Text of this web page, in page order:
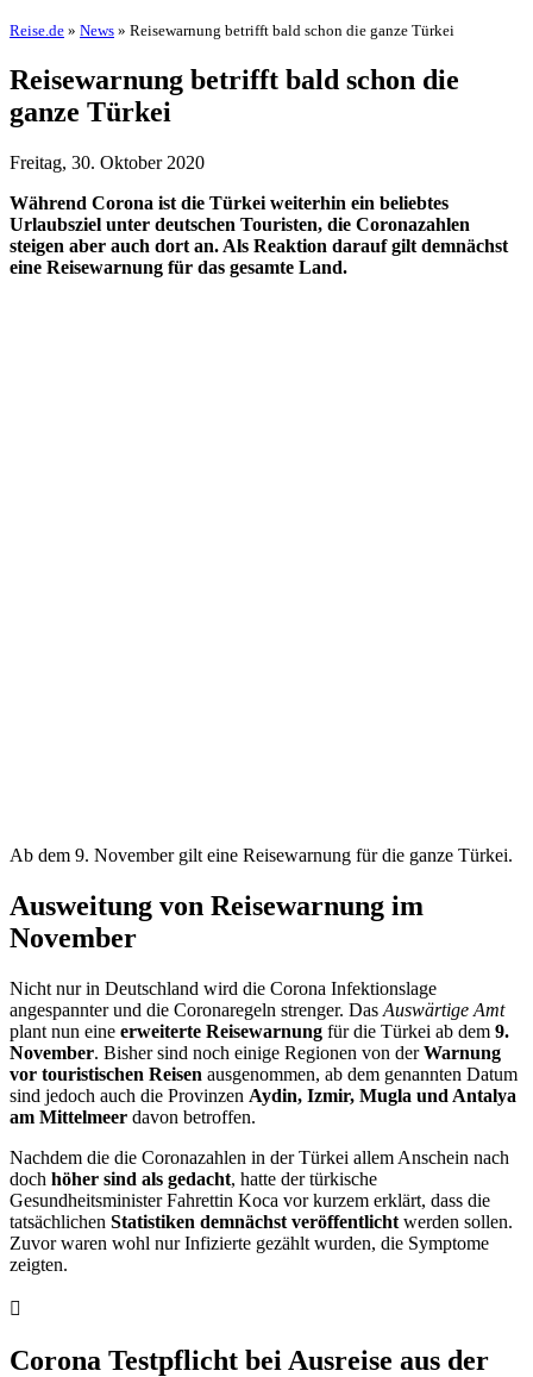
Reise.de » News » Reisewarnung betrifft bald schon die ganze Türkei
Reisewarnung betrifft bald schon die
ganze Türkei
Freitag, 30. Oktober 2020
Während Corona ist die Türkei weiterhin ein beliebtes
Urlaubsziel unter deutschen Touristen, die Coronazahlen
steigen aber auch dort an. Als Reaktion darauf gilt demnächst
eine Reisewarnung für das gesamte Land.
Ab dem 9. November gilt eine Reisewarnung für die ganze Türkei.
Ausweitung von Reisewarnung im
November
Nicht nur in Deutschland wird die Corona Infektionslage
angespannter und die Coronaregeln strenger. Das Auswärtige Amt
plant nun eine erweiterte Reisewarnung für die Türkei ab dem 9.
November. Bisher sind noch einige Regionen von derWarnung
vor touristischen Reisen ausgenommen, ab dem genannten Datum
sind jedoch auch die Provinzen Aydin, Izmir, Mugla und Antalya
am Mittelmeer davon betroffen.
Nachdem die die Coronazahlen in der Türkei allem Anschein nach
doch höher sind als gedacht, hatte der türkische
Gesundheitsminister Fahrettin Koca vor kurzem erklärt, dass die
tatsächlichen Statistiken demnächst veröffentlicht werden sollen.
Zuvor waren wohl nur Infizierte gezählt wurden, die Symptome
zeigten.
Corona Testpflicht bei Ausreise aus der